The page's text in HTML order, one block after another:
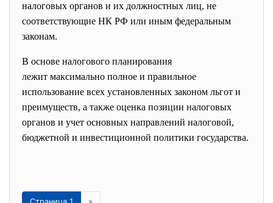
налоговых органов и их должностных лиц, не
соответствующие НК РФ или иным федеральным
законам.
В основе налогового планирования
лежит максимально полное и правильное
использование всех установленных законом льгот и
преимуществ, а также оценка позиции налоговых
органов и учет основных направлений налоговой,
бюджетной и инвестиционной политики государства.